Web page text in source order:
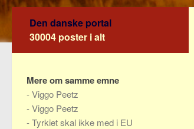
Den danske portal
30004 poster i alt
Mere om samme emne
-Viggo Peetz
-Viggo Peetz
-Tyrkiet skal ikke med i EU